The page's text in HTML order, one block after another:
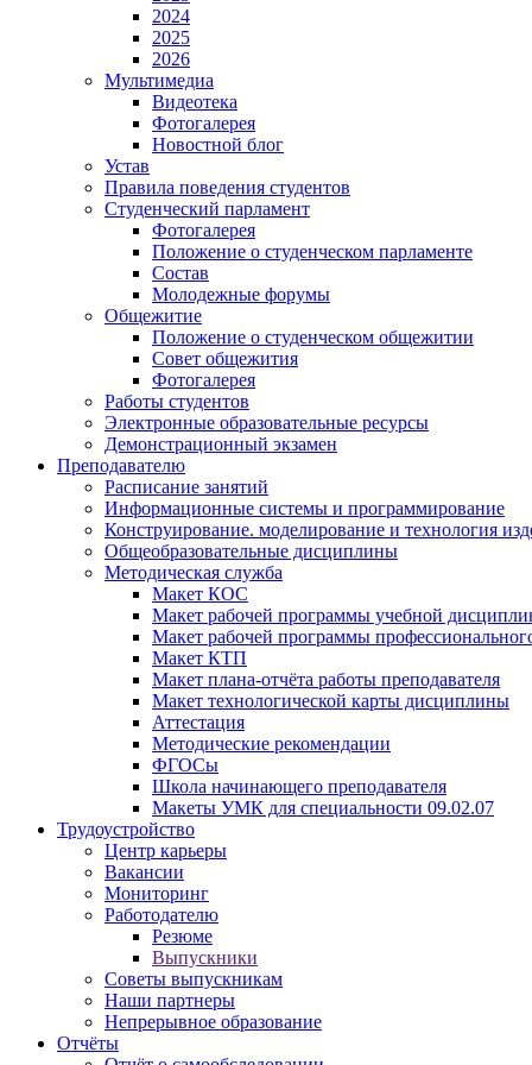
2024
2025
2026
Мультимедиа
Видеотека
Фотогалерея
Новостной блог
Устав
Правила поведения студентов
Студенческий парламент
Фотогалерея
Положение о студенческом парламенте
Состав
Молодежные форумы
Общежитие
Положение о студенческом общежитии
Совет общежития
Фотогалерея
Работы студентов
Электронные образовательные ресурсы
Демонстрационный экзамен
Преподавателю
Расписание занятий
Информационные системы и программирование
Конструирование. моделирование и технология
Общеобразовательные дисциплины
Методическая служба
Макет КОС
Макет рабочей программы учебной
Макет рабочей программы
Макет КТП
Макет плана-отчёта работы преподавателя
Макет технологической карты дисциплины
Аттестация
Методические рекомендации
ФГОСы
Школа начинающего преподавателя
Макеты УМК для специальности 09.02.07
Трудоустройство
Центр карьеры
Вакансии
Мониторинг
Работодателю
Резюме
Выпускники
Советы выпускникам
Наши партнеры
Непрерывное образование
Отчёты